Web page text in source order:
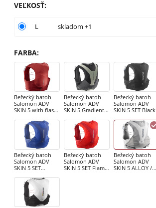
VEĽKOSŤ:
L skladom +1
FARBA:
Bežecký batoh
Salomon ADV
SKIN 5 with flasks
Ebony
Bežecký batoh
Salomon ADV
SKIN 5 Gradient
Castel
Bežecký batoh
Salomon ADV
SKIN 5 SET Black
Bežecký batoh
Salomon ADV
SKIN 5 SET
BLUE/Limoges
Bežecký batoh
Salomon ADV
SKIN 5 SET Flame
Bežecký batoh
Salomon ADV
SKIN 5 ALLOY /